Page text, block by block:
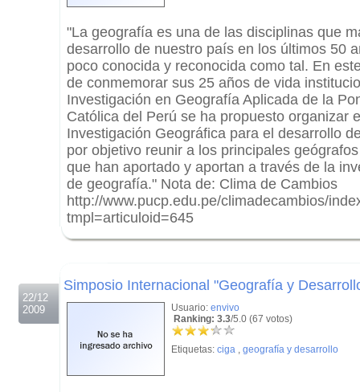
"La geografía es una de las disciplinas que
desarrollo de nuestro país en los últimos 50
poco conocida y reconocida como tal. En
de conmemorar sus 25 años de vida
Investigación en Geografía Aplicada de la
Católica del Perú se ha propuesto organizar
Investigación Geográfica para el desarrollo
por objetivo reunir a los principales
que han aportado y aportan a través de la
de geografía." Nota de: Clima de Cambios
http://www.pucp.edu.pe/climadecambios/
tmpl=articuloid=645
22/12
2009
Simposio Internacional "Geografía y
Usuario: envivo
Ranking: 3.3/5.0 (67 votos)
Etiquetas: ciga , geografía y desarrollo